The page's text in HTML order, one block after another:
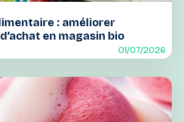
: améliorer
en magasin bio
01/07/2026